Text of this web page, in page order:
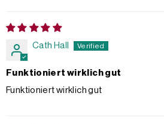
Cath Hall
Funktioniert wirklich gut
Funktioniert wirklich gut